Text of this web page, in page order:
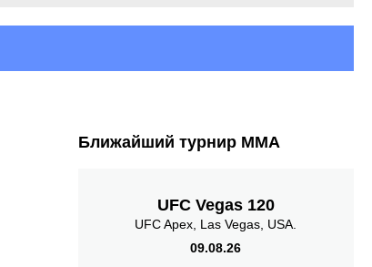
Ближайший турнир ММА
UFC Vegas 120
UFC Apex, Las Vegas, USA.
09.08.26